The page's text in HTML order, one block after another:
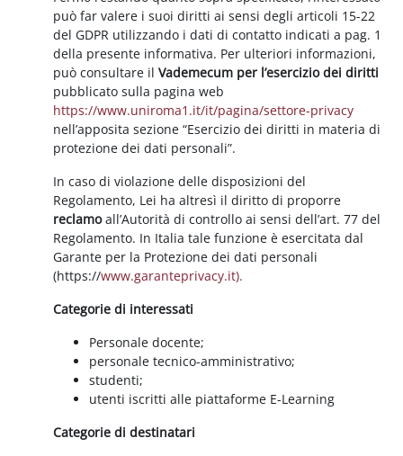
può far valere i suoi diritti ai sensi degli articoli 15-22
del GDPR utilizzando i dati di contatto indicati a pag. 1
della presente informativa. Per ulteriori informazioni,
può consultare ilVademecum per l’esercizio dei diritti
pubblicato sulla pagina web
https://www.uniroma1.it/it/pagina/settore-privacy
nell’apposita sezione “Esercizio dei diritti in materia di
protezione dei dati personali”.
In caso di violazione delle disposizioni del
Regolamento, Lei ha altresì il diritto di proporre
reclamoall’Autorità di controllo ai sensi dell’art. 77 del
Regolamento. In Italia tale funzione è esercitata dal
Garante per la Protezione dei dati personali
(https://www.garanteprivacy.it).
Categorie di interessati
Personale docente;
personale tecnico-amministrativo;
studenti;
utenti iscritti alle piattaforme E-Learning
Categorie di destinatari